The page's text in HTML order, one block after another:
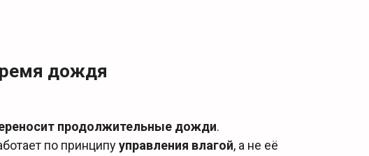
дождя
продолжительные дожди.
по принципууправления влагой, а не её